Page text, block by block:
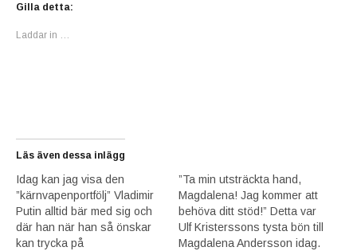
Gilla detta:
Laddar in …
Läs även dessa inlägg
Idag kan jag visa den
”kärnvapenportfölj” Vladimir
Putin alltid bär med sig och
där han när han så önskar
kan trycka på
”Ta min utsträckta hand,
Magdalena! Jag kommer att
behöva ditt stöd!” Detta var
Ulf Kristerssons tysta bön till
Magdalena Andersson idag.